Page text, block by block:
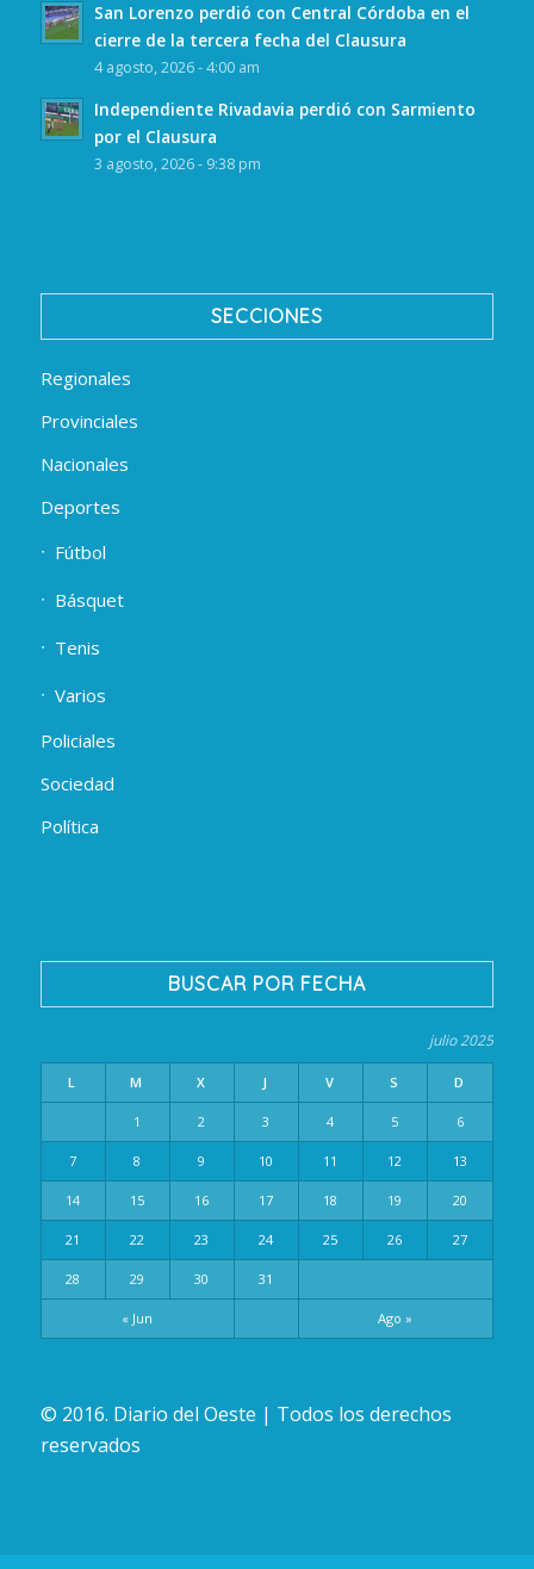
San Lorenzo perdió con Central Córdoba en el
cierre de la tercera fecha del Clausura
4 agosto, 2026 - 4:00 am
Independiente Rivadavia perdió con Sarmiento
por el Clausura
3 agosto, 2026 - 9:38 pm
SECCIONES
Regionales
Provinciales
Nacionales
Deportes
Fútbol
Básquet
Tenis
Varios
Policiales
Sociedad
Política
BUSCAR POR FECHA
julio 2025
L M X J V S D
« Jun Ago »
1 2 3 4 5 6
7 8 9 10 11 12 13
14 15 16 17 18 19 20
21 22 23 24 25 26 27
28 29 30 31
© 2016. Diario del Oeste | Todos los derechos
reservados